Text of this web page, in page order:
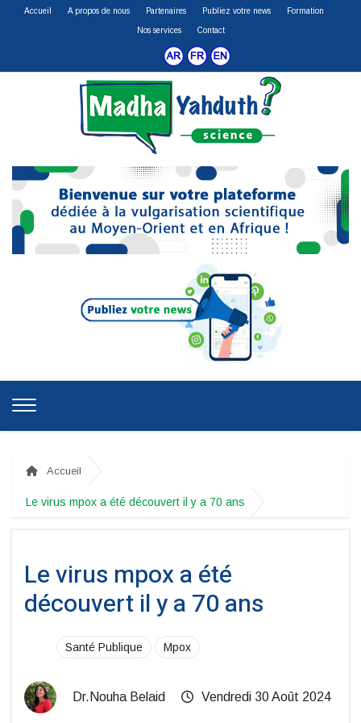
Accueil A propos de nous Partenaires Publiez votre news Formation
Nos services Contact
Accueil
Le virus mpox a été découvert il y a 70 ans
Le virus mpox a été
découvert il y a 70 ans
Santé Publique Mpox
Dr.Nouha Belaid Vendredi 30 Août 2024